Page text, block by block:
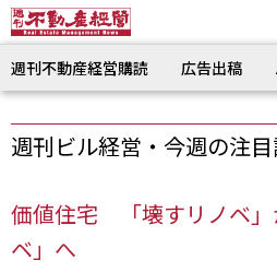
週刊不動産経営購読 広告出稿
週刊ビル経営・今週の注
価値住宅 「壊すリノベ」
ベ」へ